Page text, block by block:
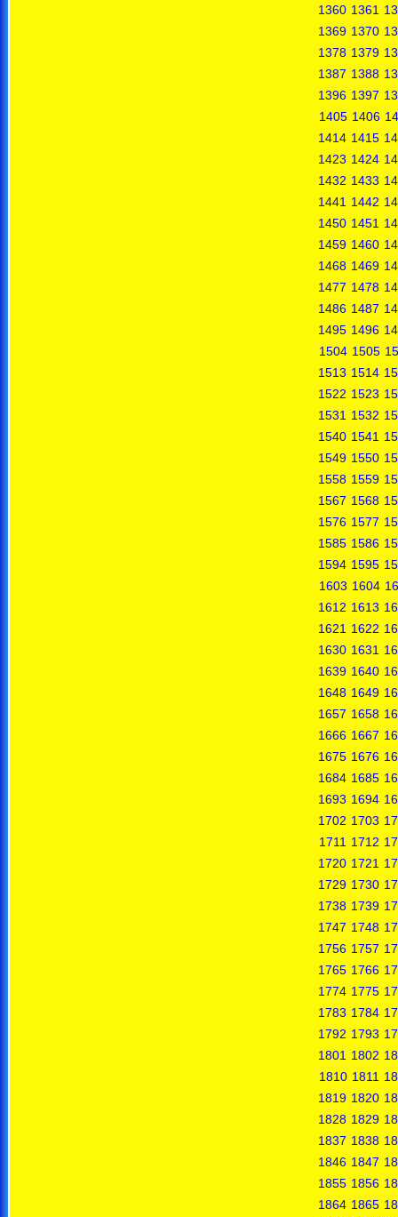
1360 1361
1369 1370
1378 1379
1387 1388
1396 1397
1405 1406
1414 1415
1423 1424
1432 1433
1441 1442
1450 1451
1459 1460
1468 1469
1477 1478
1486 1487
1495 1496
1504 1505
1513 1514
1522 1523
1531 1532
1540 1541
1549 1550
1558 1559
1567 1568
1576 1577
1585 1586
1594 1595
1603 1604
1612 1613
1621 1622
1630 1631
1639 1640
1648 1649
1657 1658
1666 1667
1675 1676
1684 1685
1693 1694
1702 1703
1711 1712
1720 1721
1729 1730
1738 1739
1747 1748
1756 1757
1765 1766
1774 1775
1783 1784
1792 1793
1801 1802
1810 1811
1819 1820
1828 1829
1837 1838
1846 1847
1855 1856
1864 1865